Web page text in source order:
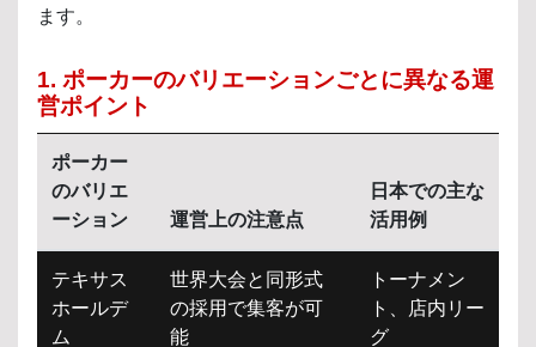
ます。
1. ポーカーのバリエーションごとに異なる運
営ポイント
ポーカー
のバリエ
ーション
運営上の注意点
日本での主な
活用例
テキサス
ホールデ
ム
世界大会と同形式
の採用で集客が可
能
トーナメン
ト、店内リー
グ